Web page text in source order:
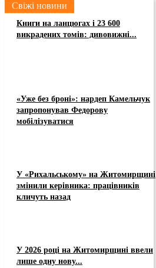
Свіжі новини
Книги на ланцюгах і 23 600
викрадених томів: дивовижні...
«Уже без броні»: нардеп Камельчук
запропонував Федорову
мобілізуватися
У «Рихальському» на Житомирщині
змінили керівника: працівників
кличуть назад
У 2026 році на Житомирщині ввели
лише одну нову...